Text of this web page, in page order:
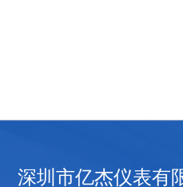
深圳市亿杰仪表有